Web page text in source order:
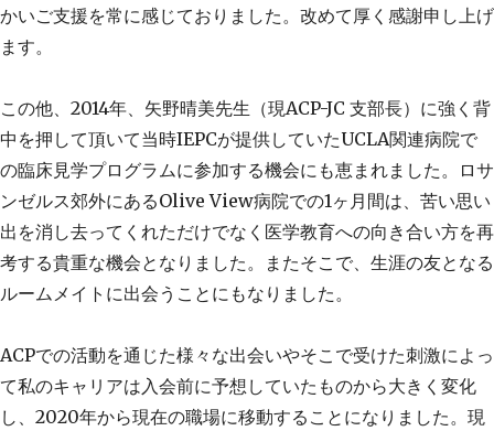
かいご支援を常に感じておりました。改めて厚く感謝申し上げ
ます。
この他、2014年、矢野晴美先生（現ACP-JC 支部長）に強く背
中を押して頂いて当時IEPCが提供していたUCLA関連病院で
の臨床見学プログラムに参加する機会にも恵まれました。ロサ
ンゼルス郊外にあるOlive View病院での1ヶ月間は、苦い思い
出を消し去ってくれただけでなく医学教育への向き合い方を再
考する貴重な機会となりました。またそこで、生涯の友となる
ルームメイトに出会うことにもなりました。
ACPでの活動を通じた様々な出会いやそこで受けた刺激によっ
て私のキャリアは入会前に予想していたものから大きく変化
し、2020年から現在の職場に移動することになりました。現